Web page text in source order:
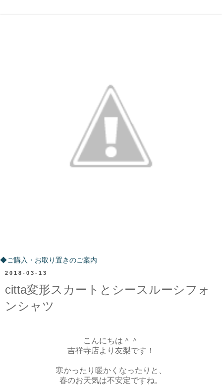
◆ご購入・お取り置きのご案内
2018-03-13
citta変形スカートとシースルーシフォ
ンシャツ
こんにちは＾＾
吉祥寺店より友梨です！
寒かったり暖かくなったりと、
春のお天気は不安定ですね。